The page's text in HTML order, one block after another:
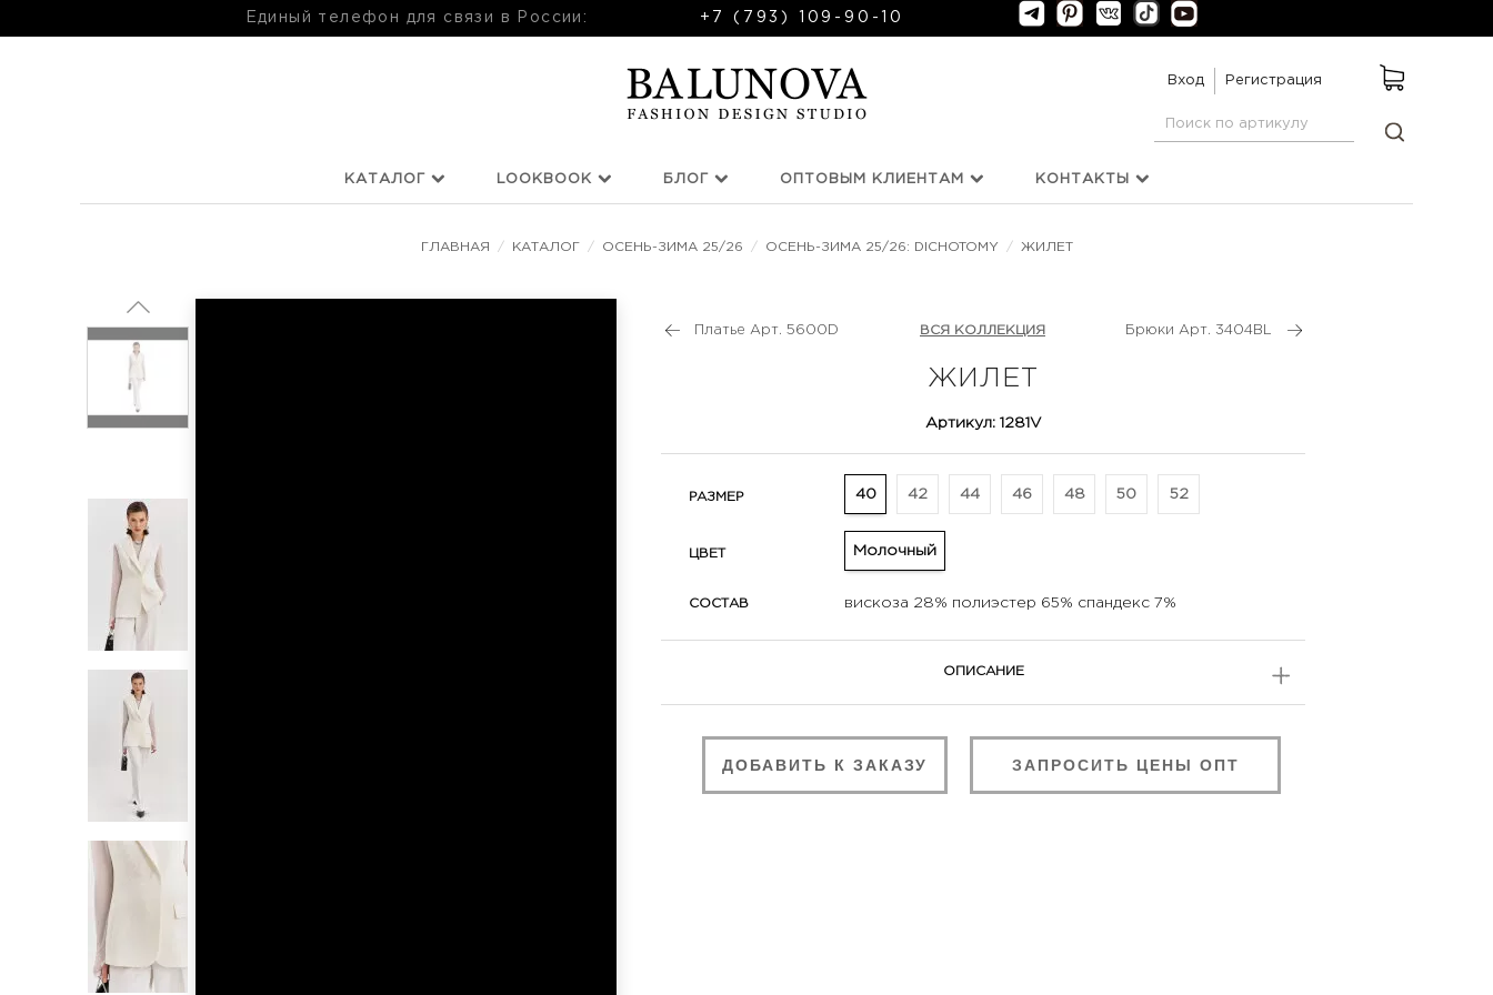
Единый телефон для связи в России: +7 (793) 109-90-10
Вход Регистрация
КАТАЛОГ LOOKBOOK БЛОГ ОПТОВЫМ КЛИЕНТАМ КОНТАКТЫ
ГЛАВНАЯ / КАТАЛОГ / ОСЕНЬ-ЗИМА 25/26 / ОСЕНЬ-ЗИМА 25/26: DICHOTOMY / ЖИЛЕТ
Платье Арт. 5600D ВСЯ КОЛЛЕКЦИЯ Брюки Арт. 3404BL
ЖИЛЕТ
Артикул: 1281V
РАЗМЕР 40 42 44 46 48 50 52
ЦВЕТ Молочный
СОСТАВ вискоза 28% полиэстер 65% спандекс 7%
ОПИСАНИЕ
ЗАПРОСИТЬ ЦЕНЫ ОПТ